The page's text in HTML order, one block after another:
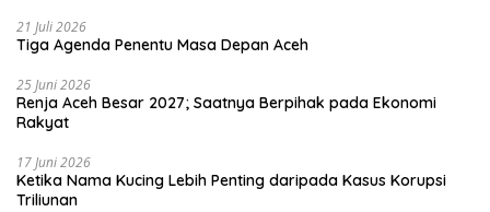
21 Juli 2026
Tiga Agenda Penentu Masa Depan Aceh
25 Juni 2026
Renja Aceh Besar 2027; Saatnya Berpihak pada Ekonomi
Rakyat
17 Juni 2026
Ketika Nama Kucing Lebih Penting daripada Kasus Korupsi
Triliunan